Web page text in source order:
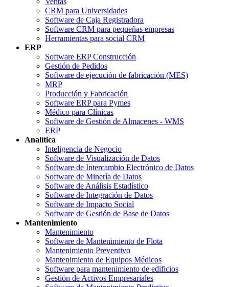
CRM para Universidades
Software de Caja Registradora
Software CRM para pequeñas empresas
Herramientas para social CRM
ERP
Software ERP Construcción
Gestión de Pedidos
Software de ejecución de fabricación (MES)
MRP
Producción y Fabricación
Software ERP para Pymes
Médico para Clínicas
Software de Gestión de Almacenes - WMS
ERP
Analítica
Inteligencia de Negocio
Software de Visualización de Datos
Software de Intercambio Electrónico de Datos
Software de Minería de Datos
Software de Análisis Estadístico
Software de Integración de Datos
Software de Impacto Social
Software de Gestión de Base de Datos
Mantenimiento
Mantenimiento
Software de Mantenimiento de Flota
Mantenimiento Preventivo
Mantenimiento de Equipos Médicos
Software para mantenimiento de edificios
Gestión de Activos Empresariales